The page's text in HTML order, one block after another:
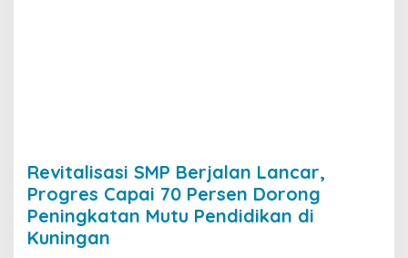
Revitalisasi SMP Berjalan Lancar,
Progres Capai 70 Persen Dorong
Peningkatan Mutu Pendidikan di
Kuningan